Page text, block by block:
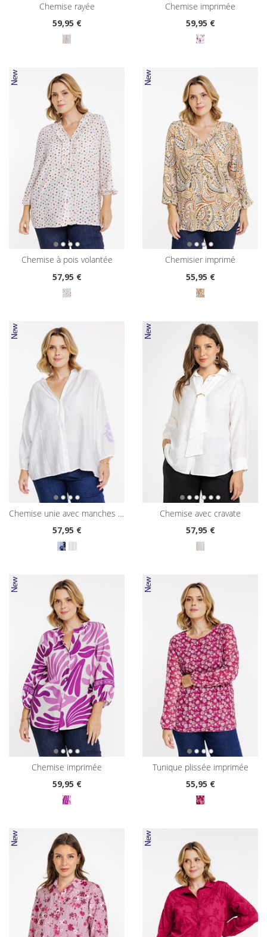
chemise rayée
59,95 €
chemise imprimée
59,95 €
chemise à pois volantée
57,95 €
chemisier imprimé
55,95 €
chemise unie avec manches brodées
57,95 €
chemise avec cravate
57,95 €
chemise imprimée
59,95 €
tunique plissée imprimée
55,95 €